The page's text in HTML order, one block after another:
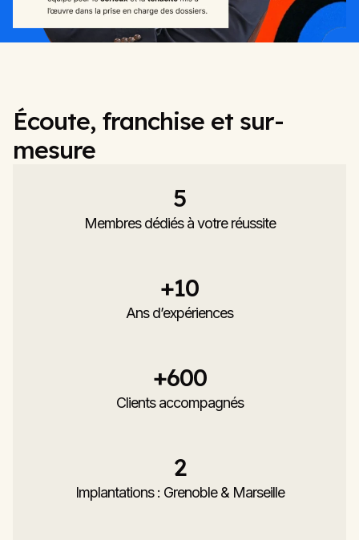
Écoute, franchise et sur-
mesure
Membres dédiés à votre réussite
5
Ans d’expériences
+10
Clients accompagnés
+600
Implantations : Grenoble & Marseille
2